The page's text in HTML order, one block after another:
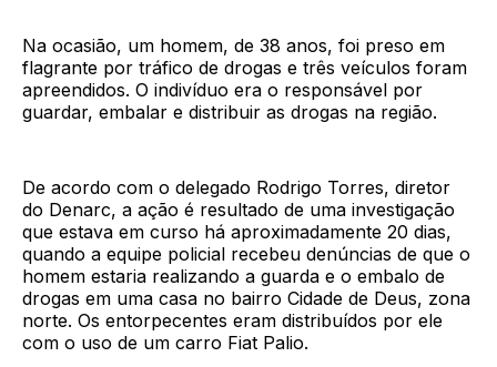
Na ocasião, um homem, de 38 anos, foi preso em
flagrante por tráfico de drogas e três veículos foram
apreendidos. O indivíduo era o responsável por
guardar, embalar e distribuir as drogas na região.
De acordo com o delegado Rodrigo Torres, diretor
do Denarc, a ação é resultado de uma investigação
que estava em curso há aproximadamente 20 dias,
quando a equipe policial recebeu denúncias de que o
homem estaria realizando a guarda e o embalo de
drogas em uma casa no bairro Cidade de Deus, zona
norte. Os entorpecentes eram distribuídos por ele
com o uso de um carro Fiat Palio.